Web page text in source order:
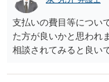
支払いの費目等につい
た方が良いかと思われ
相談されてみると良い